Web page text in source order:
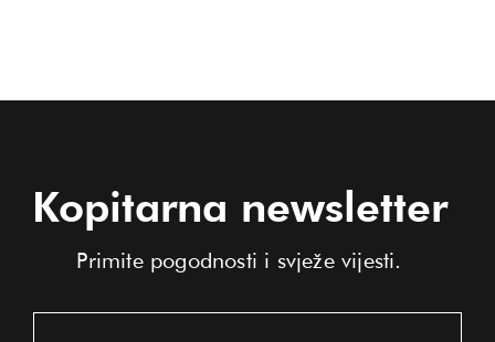
Kopitarna newsletter
Primite pogodnosti i svježe vijesti.